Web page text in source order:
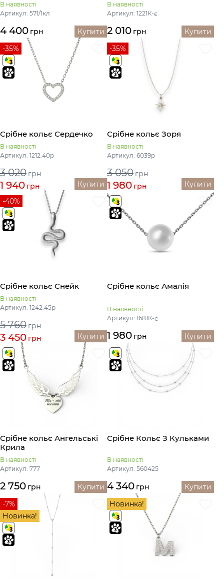
В наявності
Артикул: 571/1кл
4 400 грн Купити
В наявності
Артикул: 1221К-є
2 010 грн
Купити
-35%
Срібне кольє Сердечко
В наявності
Артикул: 1212.40р
3 020 грн
1 940 грн Купити
-35%
Срібне кольє Зоря
В наявності
Артикул: 6039р
3 050 грн
1 980 грн
Купити
-40%
Срібне кольє Снейк
В наявності
Артикул: 1242.45р
5 760 грн
3 450 грн Купити
Срібне кольє Амалія
В наявності
Артикул: 1681К-є
1 980 грн Купити
Срібне кольє Ангельські
Крила
В наявності
Артикул: 777
2 750 грн Купити
Срібне Кольє З Кульками
В наявності
Артикул: 560425
4 340 грн
Купити
-7%
Новинка!
Новинка!